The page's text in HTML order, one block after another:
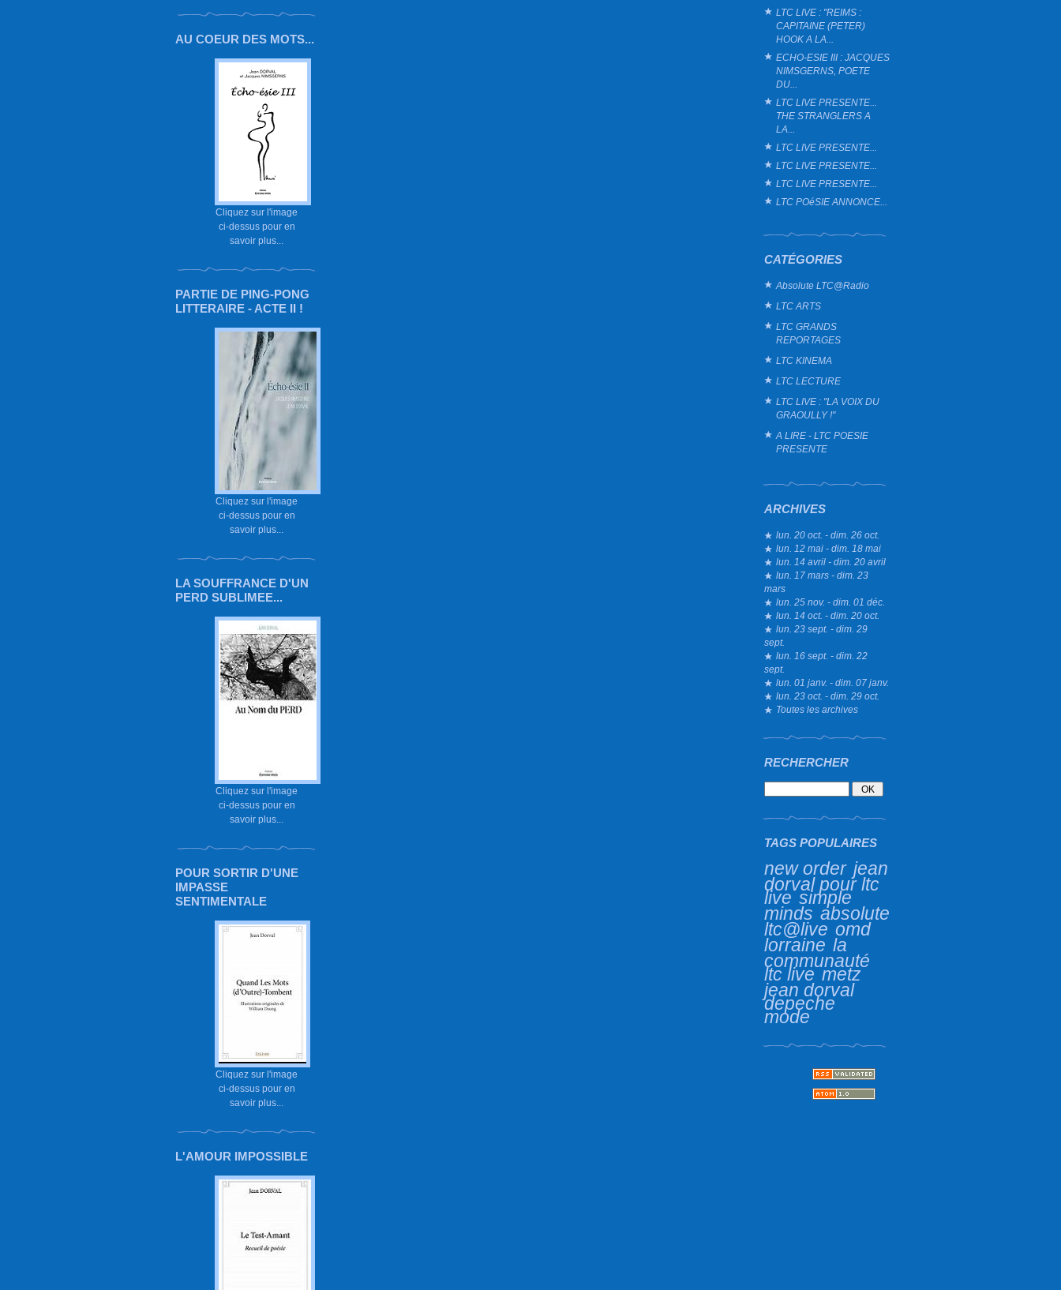
AU COEUR DES MOTS...
Cliquez sur l'image
ci-dessus pour en
savoir plus...
PARTIE DE PING-PONG
LITTERAIRE - ACTE II !
Cliquez sur l'image
ci-dessus pour en
savoir plus...
LA SOUFFRANCE D'UN
PERD SUBLIMEE...
Cliquez sur l'image
ci-dessus pour en
savoir plus...
POUR SORTIR D'UNE
IMPASSE
SENTIMENTALE
Cliquez sur l'image
ci-dessus pour en
savoir plus...
L'AMOUR IMPOSSIBLE
LTC LIVE : "REIMS :
CAPITAINE (PETER)
HOOK A LA...
ECHO-ESIE III : JACQUES
NIMSGERNS, POETE
DU...
LTC LIVE PRESENTE...
THE STRANGLERS A
LA...
LTC LIVE PRESENTE...
LTC LIVE PRESENTE...
LTC LIVE PRESENTE...
LTC POéSIE ANNONCE...
CATÉGORIES
Absolute LTC@Radio
LTC ARTS
LTC GRANDS
REPORTAGES
LTC KINEMA
LTC LECTURE
LTC LIVE : "LA VOIX DU
GRAOULLY !"
A LIRE - LTC POESIE
PRESENTE
ARCHIVES
lun. 20 oct. - dim. 26 oct.
lun. 12 mai - dim. 18 mai
lun. 14 avril - dim. 20 avril
lun. 17 mars - dim. 23
mars
lun. 25 nov. - dim. 01 déc.
lun. 14 oct. - dim. 20 oct.
lun. 23 sept. - dim. 29
sept.
lun. 16 sept. - dim. 22
sept.
lun. 01 janv. - dim. 07 janv.
lun. 23 oct. - dim. 29 oct.
Toutes les archives
RECHERCHER
TAGS POPULAIRES
new order jean
dorval pour ltc
live simple
minds absolute
ltc@live omd
lorraine la
communauté
ltc live metz
jean dorval
depeche
mode